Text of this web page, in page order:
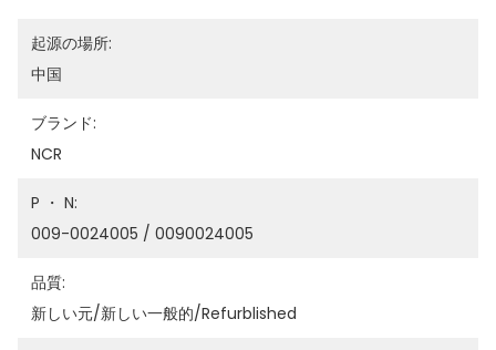
起源の場所:
中国
ブランド:
NCR
P ・ N:
009-0024005 / 0090024005
品質:
新しい元/新しい一般的/refurblished